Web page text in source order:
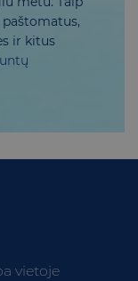
ir kitus
vietoje